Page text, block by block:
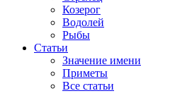
Козерог
Водолей
Рыбы
Статьи
Значение имени
Приметы
Все статьи